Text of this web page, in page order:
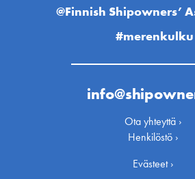
@Finnish Shipowners’
#merenkulku
Ota yhteyttä ›
Henkilöstö ›
Evästeet ›